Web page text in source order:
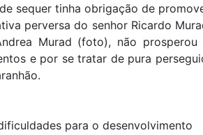
sequer tinha obrigação de
perversa do senhor Ricardo
Murad (foto), não
e por se tratar de pura
para o desenvolvimento